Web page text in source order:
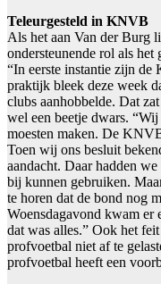
Teleurgesteld in KNVB
Als het aan Van der Burg
ondersteunende rol als
“In eerste instantie zijn de
praktijk bleek deze week
clubs aanhobbelde. Dat
wel een beetje dwars.
moesten maken. De
Toen wij ons besluit
aandacht. Daar hadden
bij kunnen gebruiken.
te horen dat de bond nog
Woensdagavond kwam er
dat was alles.” Ook het
profvoetbal niet af te
profvoetbal heeft een